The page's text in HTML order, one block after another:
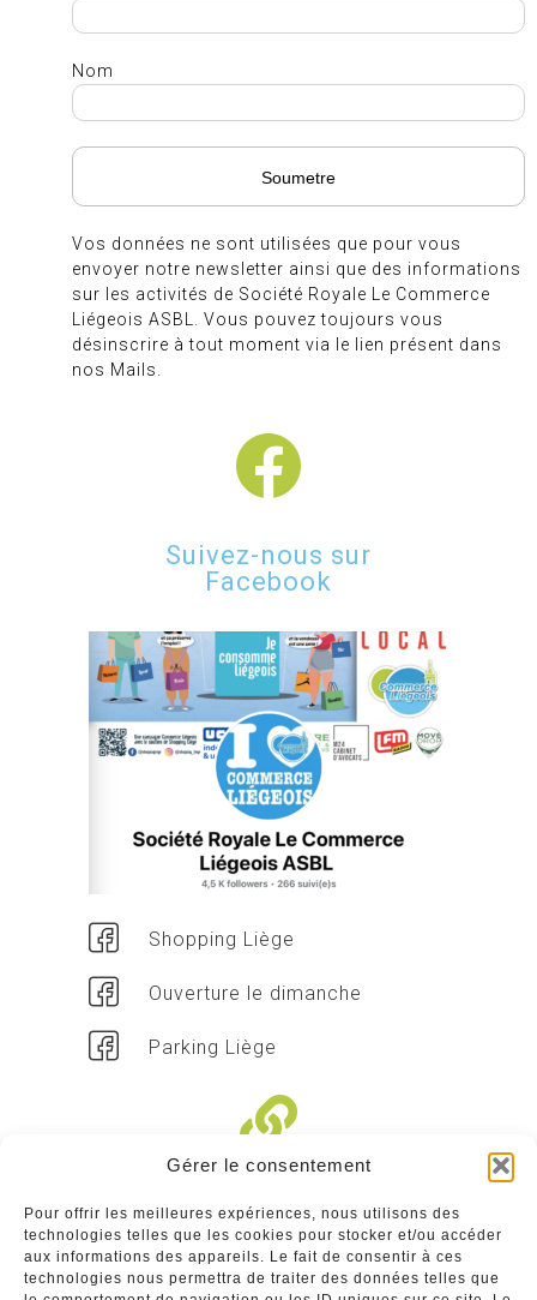
Gérer le consentement
Pour offrir les meilleures expériences, nous utilisons des
technologies telles que les cookies pour stocker et/ou accéder
aux informations des appareils. Le fait de consentir à ces
technologies nous permettra de traiter des données telles que
Nom
Vos données ne sont utilisées que pour vous
envoyer notre newsletter ainsi que des informations
sur les activités de Société Royale Le Commerce
Liégeois ASBL. Vous pouvez toujours vous
désinscrire à tout moment via le lien présent dans
nos Mails.
Suivez-nous sur
Facebook
Shopping Liège
Ouverture le dimanche
Parking Liège
Commerçants
Annuaire des commerçants : insérez gratuitement